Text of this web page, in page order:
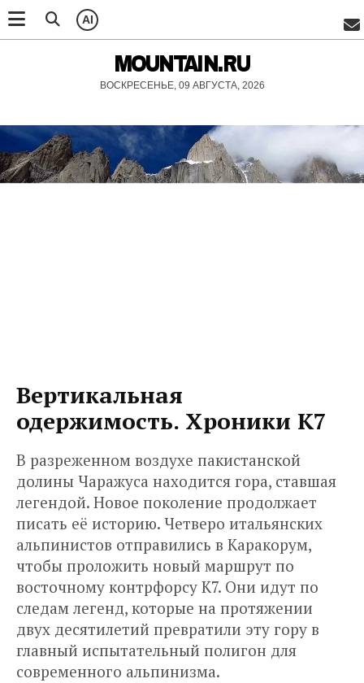
AI
MOUNTAIN.RU
ВОСКРЕСЕНЬЕ, 09 АВГУСТА, 2026
Вертикальная
одержимость. Хроники К7
В разреженном воздухе пакистанской
долины Чаражуса находится гора, ставшая
легендой. Новое поколение продолжает
писать её историю. Четверо итальянских
альпинистов отправились в Каракорум,
чтобы проложить новый маршрут по
восточному контрфорсу К7. Они идут по
следам легенд, которые на протяжении
двух десятилетий превратили эту гору в
главный испытательный полигон для
современного альпинизма.